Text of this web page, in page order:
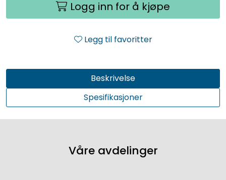
Logg inn for å kjøpe
Legg til favoritter
Beskrivelse
Spesifikasjoner
Våre avdelinger